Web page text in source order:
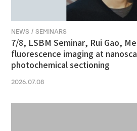
NEWS / SEMINARS
7/8, LSBM Seminar, Rui Gao,
fluorescence imaging at
photochemical sectioning
2026.07.08